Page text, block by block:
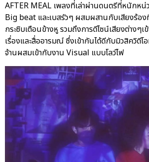
AFTER MEAL เพลงที่เล่าผ่านดนตรีที่หนักหน่
Big beat และเบสรัวๆ ผสมผสานกับเสียงร้อง
กระซิบเตือนข้างหู รวมถึงการดีไซน์เสียงต่างๆเ
เรื่องและสื่ออารมณ์ ซึ่งเข้ากันได้ดีกับมิวสิควิดี
จ้านผสมเข้ากับงาน Visual แบบโลว์ไฟ